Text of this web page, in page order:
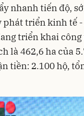
nhanh tiến độ,
phát triển kinh tế
triển khai công
là 462,6 ha của
tiền: 2.100 hộ,